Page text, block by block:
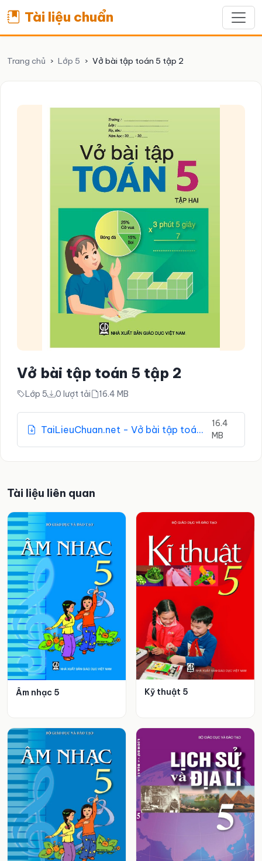
Tài liệu chuẩn
Trang chủ › Lớp 5 › Vở bài tập toán 5 tập 2
Vở bài tập toán 5 tập 2
Lớp 5 0 lượt tải 16.4 MB
TaiLieuChuan.net - Vở bài tập toán 5 tập 2.pdf
16.4
MB
Tài liệu liên quan
Âm nhạc 5 Kỹ thuật 5